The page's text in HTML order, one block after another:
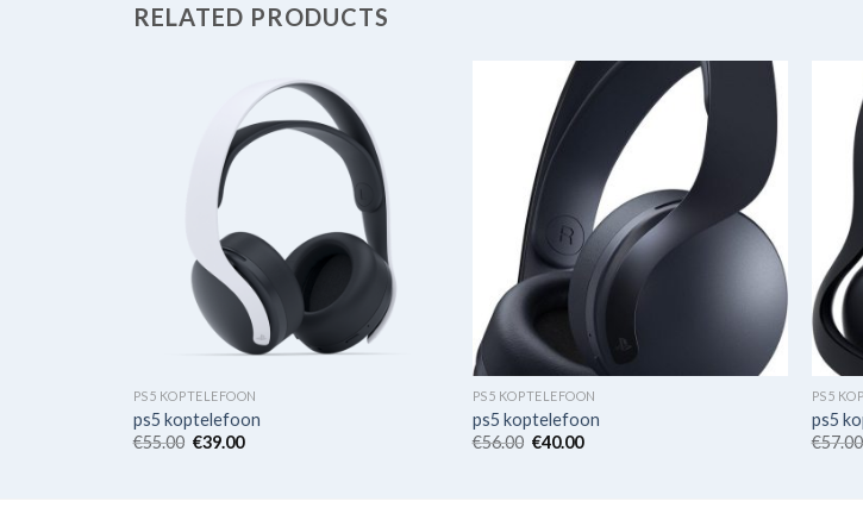
RELATED PRODUCTS
PS5 KOPTELEFOON
ps5 koptelefoon
€55.00 €39.00
PS5 KOPTELEFOON
ps5 koptelefoon
€56.00 €40.00
PS5
ps5
€57.00